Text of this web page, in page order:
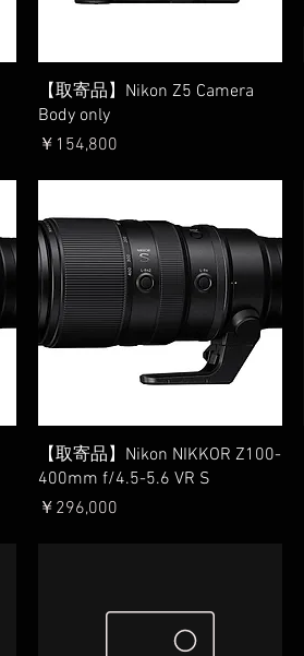
クイックビュー
【取寄品】Nikon Z5 Camera
Body only
価格
￥154,800
クイックビュー
【取寄品】Nikon NIKKOR Z100-
400mm f/4.5-5.6 VR S
価格
￥296,000